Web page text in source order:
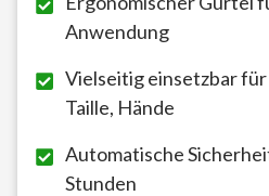
Anwendung
Vielseitig einsetzbar für
Taille, Hände
Automatische
Stunden